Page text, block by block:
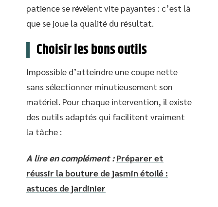
patience se révèlent vite payantes : c’est là
que se joue la qualité du résultat.
Choisir les bons outils
Impossible d’atteindre une coupe nette
sans sélectionner minutieusement son
matériel. Pour chaque intervention, il existe
des outils adaptés qui facilitent vraiment
la tâche :
A lire en complément : Préparer et
réussir la bouture de jasmin étoilé :
astuces de jardinier